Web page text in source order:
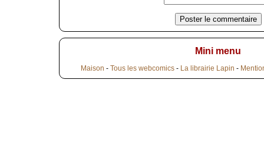
Mini menu
Maison - Tous les webcomics- La librairie Lapin -